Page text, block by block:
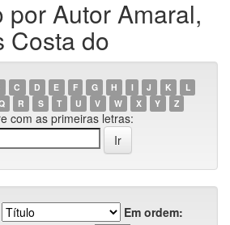
por Autor Amaral,
Costa do
C D E F G H I J K
L
R S T U V W X Y Z
com as primeiras letras:
Em ordem: